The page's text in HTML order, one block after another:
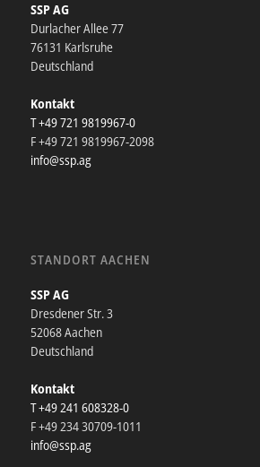
SSP AG
Durlacher Allee 77
76131 Karlsruhe
Deutschland
Kontakt
T +49 721 9819967-0
F +49 721 9819967-2098
info@ssp.ag
STANDORT AACHEN
SSP AG
Dresdener Str. 3
52068 Aachen
Deutschland
Kontakt
T +49 241 608328-0
F +49 234 30709-1011
info@ssp.ag